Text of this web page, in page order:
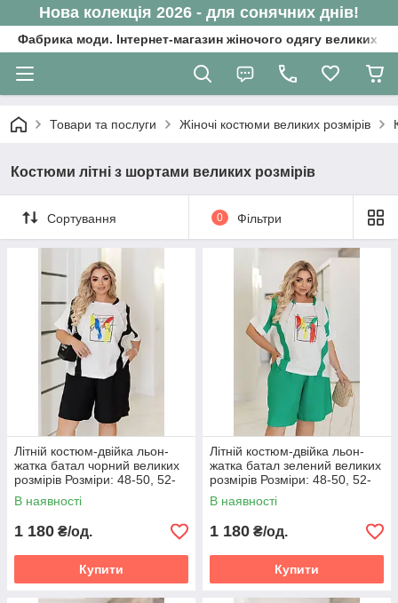
Нова колекція 2026 - для сонячних днів!
Фабрика моди. Інтернет-магазин жіночого одягу великих
Товари та послуги Жіночі костюми великих розмірів
Костюми літні з шортами великих розмірів
Сортування 0 Фільтри
Літній костюм-двійка льон-
жатка батал чорний великих
розмірів Розміри: 48-50, 52-
54, 56-58
В наявності
1 180 ₴/од.
Купити
Літній костюм-двійка льон-
жатка батал зелений великих
розмірів Розміри: 48-50, 52-
54, 56-58
В наявності
1 180 ₴/од.
Купити